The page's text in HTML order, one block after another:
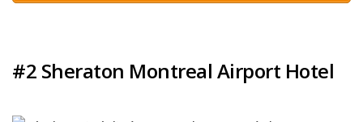
#2 Sheraton Montreal Airport Hotel